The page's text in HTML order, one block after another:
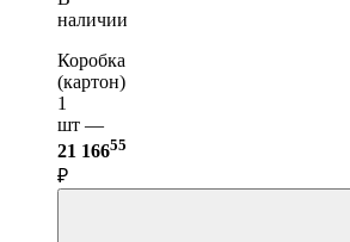
наличии
Коробка
(картон)
1
шт —
21 16655
₽